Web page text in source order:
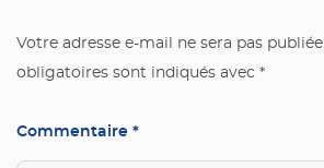
Votre adresse e-mail ne sera pas publiée.
obligatoires sont indiqués avec *
Commentaire *